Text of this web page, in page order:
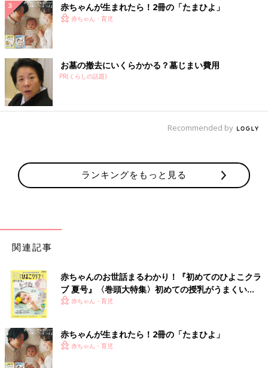
察してもらえないのは、島の人たちはどんなに心細いだろうと思
ったんです。
そのときに「自分が離島で医師として働けばいいんだ」と考えた
のが最初のきっかけです。
東京の大学の医学部に進学。医師の将来を思いなが
らも悩み、さまざまなアルバイトも経験
離島医療に取り組むまでの経緯を語る小徳先生。
――その後、医大に進学したそうですが、ずっと離島医療を目標
赤ちゃんが生まれたら！2冊の「たまひよ」
赤ちゃん・育児
お墓の撤去にいくらかかる？墓じまい費用
PR(くらしの話題)
Recommended by
ランキングをもっと見る
関連記事
赤ちゃんのお世話まるわかり！『初めてのひよこクラ
ブ 夏号』〈巻頭大特集〉初めての授乳がうまくい
く！ おっぱい・ミルクの基本と夏のトラブル 解決テ
赤ちゃん・育児
赤ちゃんが生まれたら！2冊の「たまひよ」
赤ちゃん・育児